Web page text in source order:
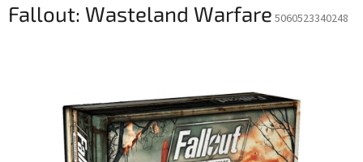
Fallout: Wasteland Warfare 5060523340248